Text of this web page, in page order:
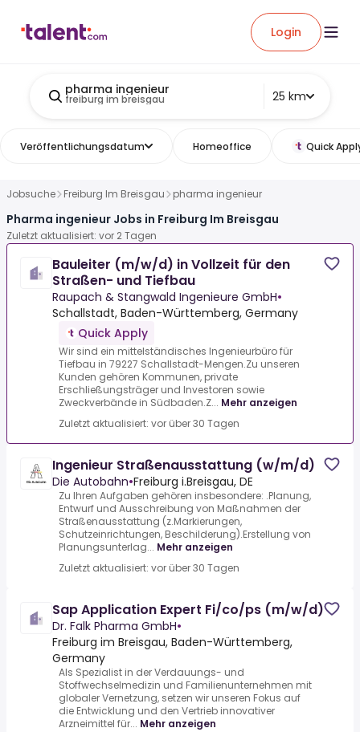
Login
pharma ingenieur
freiburg im breisgau 25 km
Veröffentlichungsdatum Homeoffice Quick
Jobsuche Freiburg Im Breisgau pharma ingenieur
Pharma ingenieur Jobs in Freiburg Im Breisgau
Zuletzt aktualisiert: vor 2 Tagen
Bauleiter (m/w/d) in Vollzeit für den
Straßen- und Tiefbau
Raupach & Stangwald Ingenieure GmbH•
Schallstadt, Baden-Württemberg, Germany
Quick Apply
Wir sind ein mittelständisches Ingenieurbüro für
Tiefbau in 79227 Schallstadt-Mengen.Zu unseren
Kunden gehören Kommunen, private
Erschließungsträger und Investoren sowie
Zweckverbände in Südbaden.Z... Mehr anzeigen
Zuletzt aktualisiert: vor über 30 Tagen
Ingenieur Straßenausstattung (w/m/d)
Die Autobahn•Freiburg i.Breisgau, DE
Zu Ihren Aufgaben gehören insbesondere: .Planung,
Entwurf und Ausschreibung von Maßnahmen der
Straßenausstattung (z.Markierungen,
Schutzeinrichtungen, Beschilderung).Erstellung von
Planungsunterlag... Mehr anzeigen
Zuletzt aktualisiert: vor über 30 Tagen
Sap Application Expert Fi/co/ps (m/w/d)
Dr. Falk Pharma GmbH•
Freiburg im Breisgau, Baden-Württemberg,
Germany
Als Spezialist in der Verdauungs- und
Stoffwechselmedizin und Familienunternehmen mit
globaler Vernetzung, setzen wir unseren Fokus auf
die Entwicklung und den Vertrieb innovativer
Arzneimittel für... Mehr anzeigen